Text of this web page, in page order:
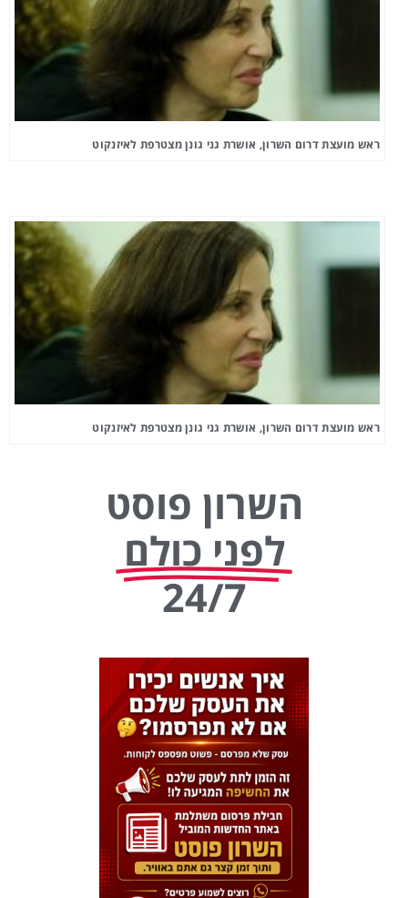
ראש מועצת דרום השרון, אושרת גני גונן מצטרפת לאיזנקוט
ראש מועצת דרום השרון, אושרת גני גונן מצטרפת לאיזנקוט
השרון פוסט
לפני כולם
24/7